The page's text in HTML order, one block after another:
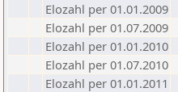
Elozahl per 01.01.2009
Elozahl per 01.07.2009
Elozahl per 01.01.2010
Elozahl per 01.07.2010
Elozahl per 01.01.2011